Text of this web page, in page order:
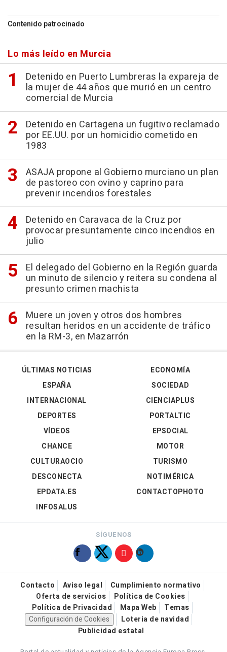
Contenido patrocinado
Lo más leído en Murcia
Detenido en Puerto Lumbreras la expareja de
la mujer de 44 años que murió en un centro
comercial de Murcia
Detenido en Cartagena un fugitivo reclamado
por EE.UU. por un homicidio cometido en
1983
ASAJA propone al Gobierno murciano un plan
de pastoreo con ovino y caprino para
prevenir incendios forestales
Detenido en Caravaca de la Cruz por
provocar presuntamente cinco incendios en
julio
El delegado del Gobierno en la Región guarda
un minuto de silencio y reitera su condena al
presunto crimen machista
Muere un joven y otros dos hombres
resultan heridos en un accidente de tráfico
en la RM-3, en Mazarrón
ÚLTIMAS NOTICIAS
ESPAÑA
INTERNACIONAL
DEPORTES
VÍDEOS
ECONOMÍA
SOCIEDAD
CIENCIAPLUS
PORTALTIC
EPSOCIAL
CHANCE
CULTURAOCIO
DESCONECTA
EPDATA.ES
INFOSALUS
MOTOR
TURISMO
NOTIMÉRICA
CONTACTOPHOTO
SÍGUENOS
Contacto Aviso legal
Cumplimiento normativo
Oferta de servicios
Política de Cookies
Política de Privacidad
Mapa Web
Temas
Configuración de Cookies
Loteria de navidad
Publicidad estatal